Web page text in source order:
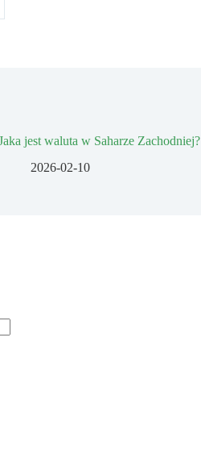
jest waluta w Saharze Zachodniej?
2026-02-10